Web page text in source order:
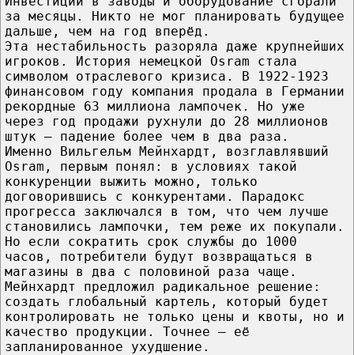
за месяцы. Никто не мог планировать будущее
дальше, чем на год вперёд.
Эта нестабильность разоряла даже крупнейших
игроков. История немецкой Osram стала
символом отраслевого кризиса. В 1922-1923
финансовом году компания продала в Германии
рекордные 63 миллиона лампочек. Но уже
через год продажи рухнули до 28 миллионов
штук — падение более чем в два раза.
Именно Вильгельм Мейнхардт, возглавлявший
Osram, первым понял: в условиях такой
конкуренции выжить можно, только
договорившись с конкурентами. Парадокс
прогресса заключался в том, что чем лучше
становились лампочки, тем реже их покупали.
Но если сократить срок службы до 1000
часов, потребители будут возвращаться в
магазины в два с половиной раза чаще.
Мейнхардт предложил радикальное решение:
создать глобальный картель, который будет
контролировать не только цены и квоты, но и
качество продукции. Точнее — её
запланированное ухудшение.